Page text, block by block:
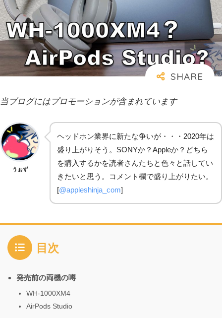
当ブログにはプロモーションが含まれています
うぉず
ヘッドホン業界に新たな争いが・・・2020年は
盛り上がりそう。SONYか？Appleか？どちら
を購入するかを読者さんたちと色々と話してい
きたいと思う。コメント欄で盛り上がりたい。
[@appleshinja_com]
目次
発売前の両機の噂
WH-1000XM4
AirPods Studio